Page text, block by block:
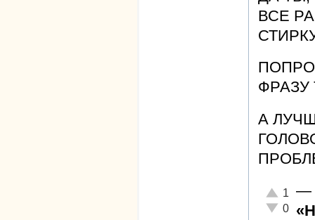
ВСЕ
ФРАЗУ
А
Отлично!
1
0
—